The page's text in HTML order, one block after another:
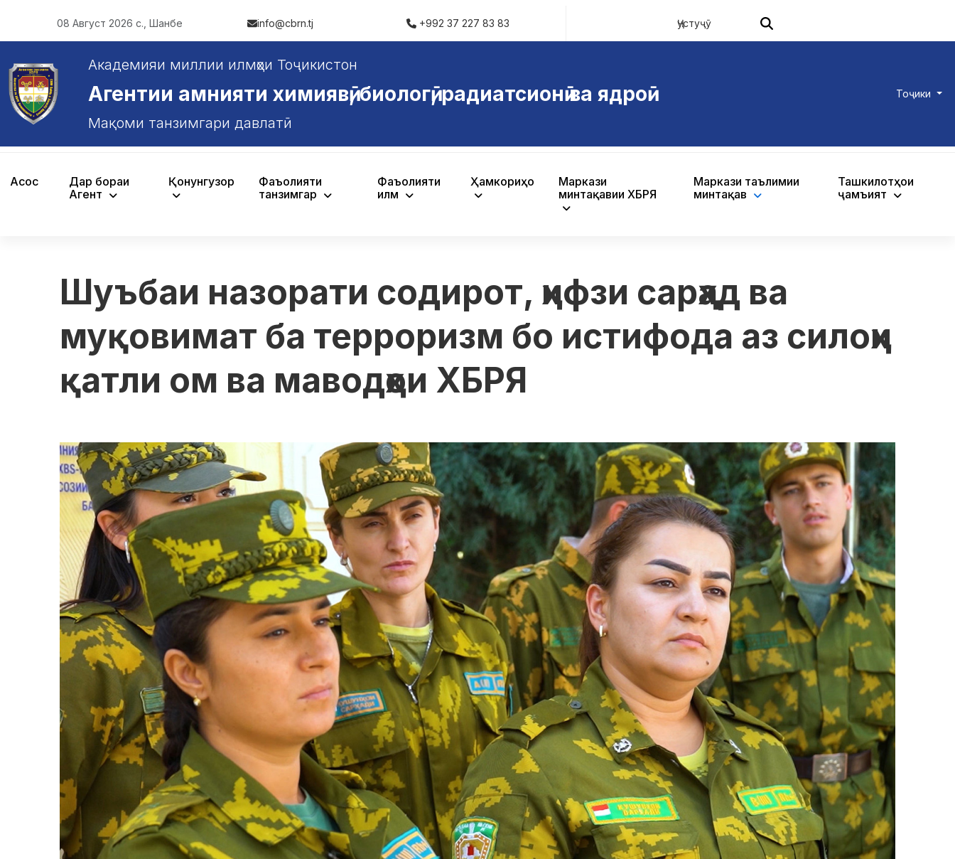
08 Август 2026 с., Шанбе info@cbrn.tj +992 37 227 83 83
Академияи миллии илмҳои Тоҷикистон
Агентии амнияти химиявӣ, биологӣ, радиатсионӣ ва ядроӣ
Мақоми танзимгари давлатӣ
Тоҷики
Асосӣ
Дар бораи
Агентӣ
Қонунгузорӣ
Фаъолияти
танзимгарӣ
Фаъолияти
илмӣ
Ҳамкориҳо
Маркази
минтақавии ХБРЯ
Маркази таълимии
минтақавӣ
Ташкилотҳои
ҷамъиятӣ
Шуъбаи назорати содирот, ҳифзи сарҳад ва
муқовимат ба терроризм бо истифода аз силоҳи
қатли ом ва маводҳои ХБРЯ